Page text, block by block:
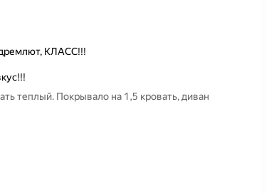
дремлют, КЛАСС!!!
теплый. Покрывало на 1,5 кровать, диван